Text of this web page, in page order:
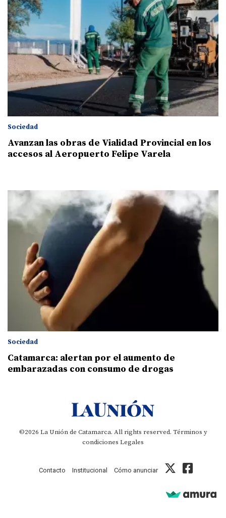
Sociedad
Avanzan las obras de Vialidad Provincial en los
accesos al Aeropuerto Felipe Varela
Sociedad
Catamarca: alertan por el aumento de
embarazadas con consumo de drogas
©2026 La Unión de Catamarca. All rights reserved. Términos y
condiciones Legales
Contacto Institucional Cómo anunciar